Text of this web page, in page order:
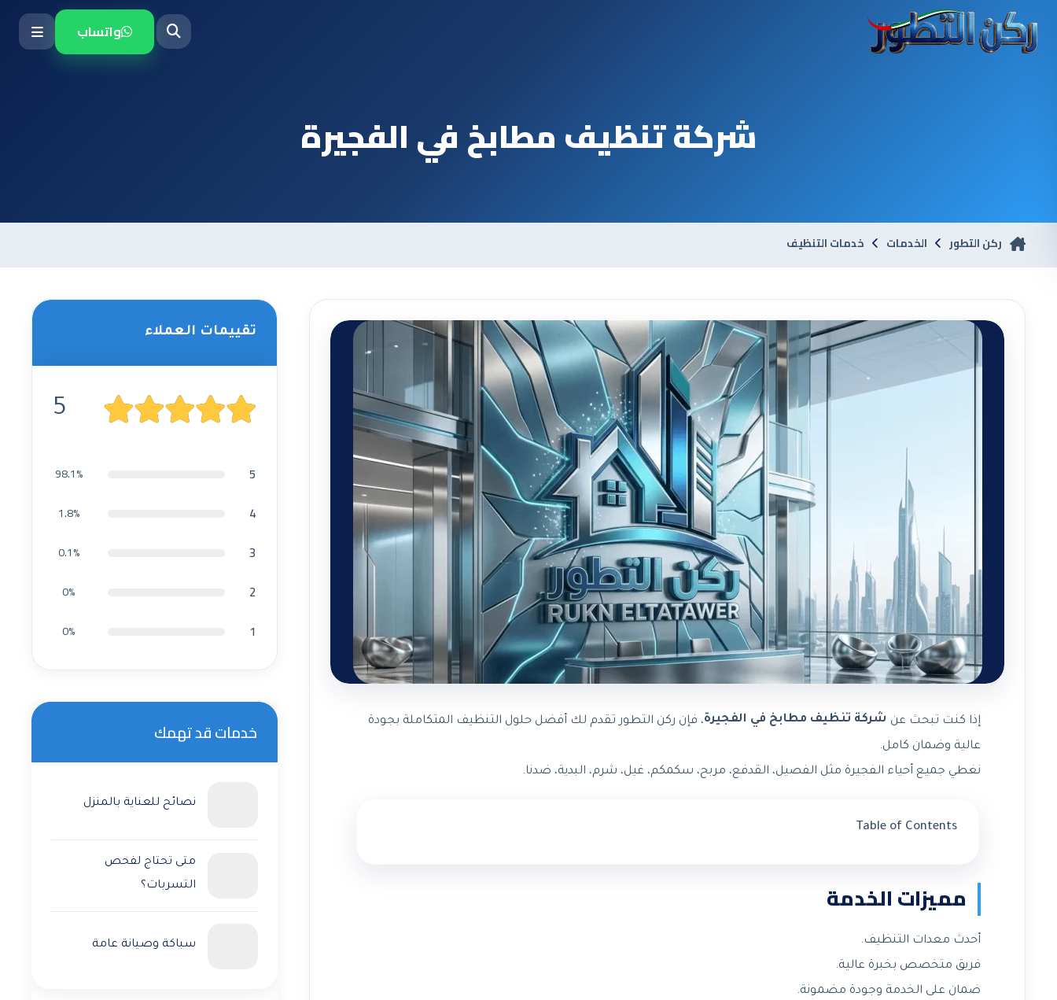
واتساب
شركة تنظيف مطابخ في الفجيرة
ركن التطور الخدمات خدمات التنظيف
إذا كنت تبحث عن شركة تنظيف مطابخ في الفجيرة، فإن ركن التطور تقدم لك أفضل حلول التنظيف المتكاملة بجودة
عالية وضمان كامل.
نغطي جميع أحياء الفجيرة مثل الفصيل، القدفع، مربح، سكمكم، غيل، شرم، البدية، ضدنا.
Table of Contents
مميزات الخدمة
أحدث معدات التنظيف.
فريق متخصص بخبرة عالية.
ضمان على الخدمة وجودة مضمونة.
تقييمات العملاء
5
5
98.1%
4
1.8%
3
0.1%
2
0%
1
0%
خدمات قد تهمك
نصائح للعناية بالمنزل
متى تحتاج لفحص
التسربات؟
سباكة وصيانة عامة